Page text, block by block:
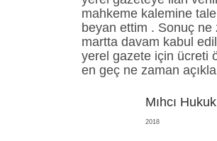
mahkeme kalemine
beyan ettim . Sonuç ne
martta davam kabul
yerel gazete için ücreti
en geç ne zaman
Mıhcı
2018